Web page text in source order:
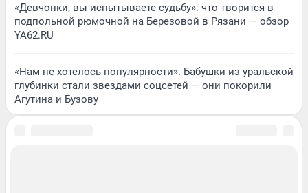
«Девчонки, вы испытываете судьбу»: что творится в
подпольной рюмочной на Березовой в Рязани — обзор
YA62.RU
«Нам не хотелось популярности». Бабушки из уральской
глубинки стали звездами соцсетей — они покорили
Агутина и Бузову